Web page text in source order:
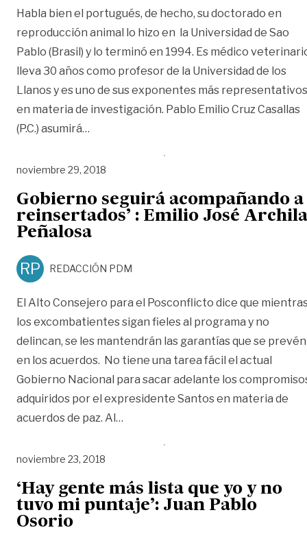
Habla bien el portugués, de hecho, su doctorado en
reproducción animal lo hizo en la Universidad de Sao
Pablo (Brasil) y lo terminó en 1994. Es médico
lleva 30 años como profesor de la Universidad de los
Llanos y es uno de sus exponentes más representativos
en materia de investigación. Pablo Emilio Cruz Casallas
(P.C.) asumirá…
noviembre 29, 2018
Gobierno seguirá acompañando a
reinsertados’ : Emilio José Archila
Peñalosa
RP REDACCIÓN PDM
El Alto Consejero para el Posconflicto dice que
los excombatientes sigan fieles al programa y no
delincan, se les mantendrán las garantías que se prevén
en los acuerdos. No tiene una tarea fácil el actual
Gobierno Nacional para sacar adelante los
adquiridos por el expresidente Santos en materia de
acuerdos de paz. Al…
noviembre 23, 2018
‘Hay gente más lista que yo y no
tuvo mi puntaje’: Juan Pablo
Osorio